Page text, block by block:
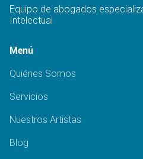
Equipo de abogados
Intelectual
Menú
Quiénes Somos
Servicios
Nuestros Artistas
Blog